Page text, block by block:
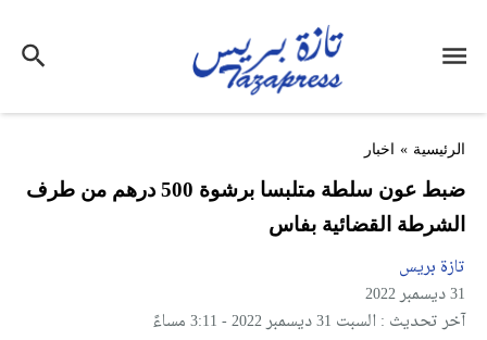
الرئيسية » اخبار
ضبط عون سلطة متلبسا برشوة 500 درهم من طرف
الشرطة القضائية بفاس
تازة بريس
31 ديسمبر 2022
آخر تحديث : السبت 31 ديسمبر 2022 - 3:11 مساءً